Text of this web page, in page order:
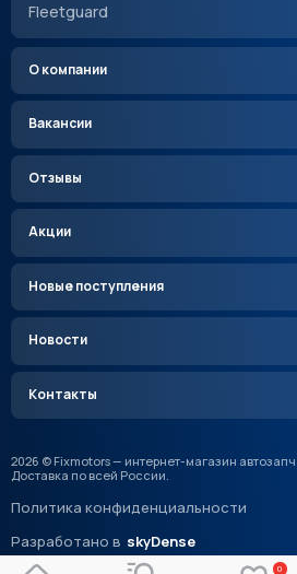
0
Fleetguard
О компании
Вакансии
Отзывы
Акции
Новые поступления
Новости
Контакты
2026 © Fixmotors — интернет-магазин
Доставка по всей России.
Политика конфиденциальности
Разработано в skyDense